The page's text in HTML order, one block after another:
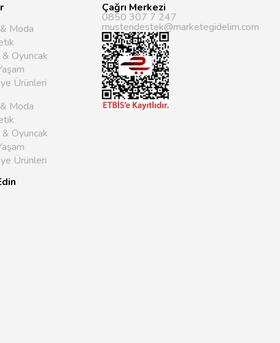
Moda
& Oyuncak
Ürünleri
Moda
& Oyuncak
Ürünleri
Çağrı Merkezi
0850 307 7 247
musteridestek@marketegidelim.com